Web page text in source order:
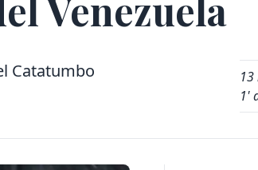
Venezuela
Catatumbo
1'